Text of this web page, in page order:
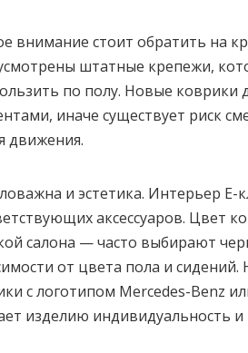
внимание стоит обратить на
штатные крепежи,
по полу. Новые
иначе существует риск
движения.
и эстетика. Интерьер E-
аксессуаров. Цвет
салона — часто выбирают
от цвета пола и
с логотипом Mercedes-Benz
изделию индивидуальность и